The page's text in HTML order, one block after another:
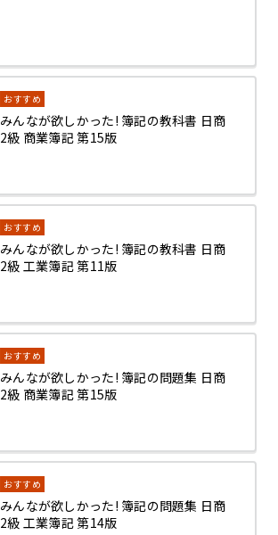
おすすめ
みんなが欲しかった! 簿記の教科書 日商
2級 商業簿記 第15版
おすすめ
みんなが欲しかった! 簿記の教科書 日商
2級 工業簿記 第11版
おすすめ
みんなが欲しかった! 簿記の問題集 日商
2級 商業簿記 第15版
おすすめ
みんなが欲しかった! 簿記の問題集 日商
2級 工業簿記 第14版